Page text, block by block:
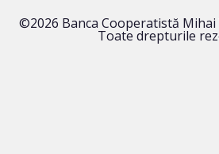
©2026 Banca Cooperatistă
Toate drepturile